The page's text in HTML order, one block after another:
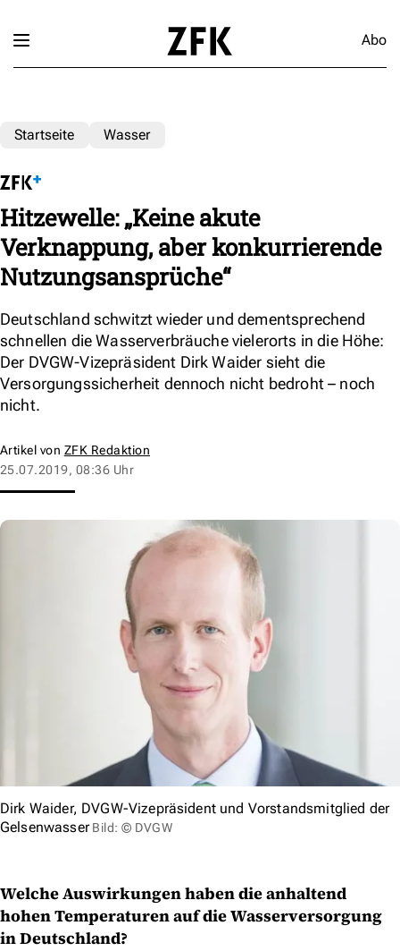
Abo
Startseite Wasser
Hitzewelle: „Keine akute
Verknappung, aber konkurrierende
Nutzungsansprüche“
Deutschland schwitzt wieder und dementsprechend
schnellen die Wasserverbräuche vielerorts in die Höhe:
Der DVGW-Vizepräsident Dirk Waider sieht die
Versorgungssicherheit dennoch nicht bedroht – noch
nicht.
Artikel von ZFK Redaktion
25.07.2019, 08:36 Uhr
Dirk Waider, DVGW-Vizepräsident und Vorstandsmitglied der
Gelsenwasser Bild: © DVGW
Welche Auswirkungen haben die anhaltend
hohen Temperaturen auf die Wasserversorgung
in Deutschland?